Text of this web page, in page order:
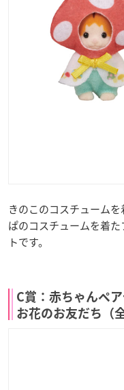
きのこのコスチューム
ぱのコスチュームを着
トです。
C賞：赤ちゃんペ
お花のお友だち（